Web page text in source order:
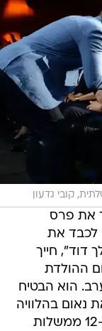
קובי גדעון
את פרס
לכבד את
דוד", חייך
ההולדת
הוא הבטיח
ואז לשאת נאום בהלוויה
שלי. על כל אדם לזכור שהיית חלק מ-12 ממשלות